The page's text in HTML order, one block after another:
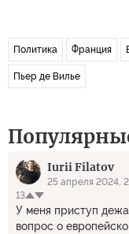
Политика Франция
Пьер де Вилье
Iurii Filatov
25 апреля 2024,
13
У меня приступ
вопрос о